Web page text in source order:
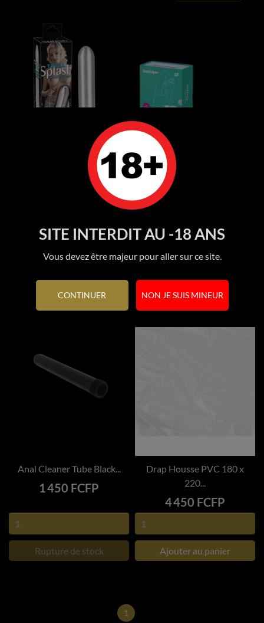
SITE INTERDIT AU -18 ANS
Vous devez être majeur pour aller sur ce site.
CONTINUER NON JE SUIS MINEUR
Aluminium Douche You2toys
Ajouter au panier
Coupe menstruelle Feel...
Ajouter au panier
Anal Cleaner Tube Black...
Prix
1 450 FCFP
Rupture de stock
RUPTURE DE STOCK
Drap Housse PVC 180 x
220...
Prix
4 450 FCFP
Ajouter au panier
1